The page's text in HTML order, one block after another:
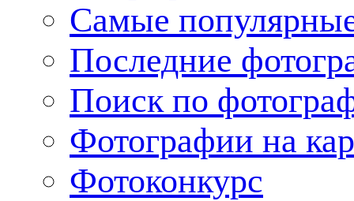
Cамые
Последние
Поиск по
Фотографии на
Фотоконкурс